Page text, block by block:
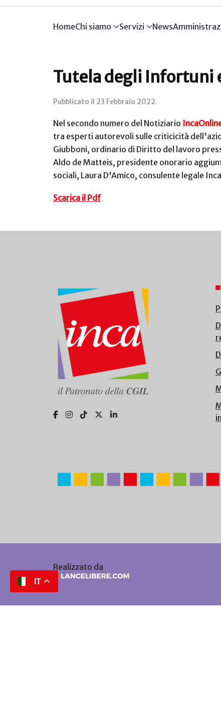
HomeChi siamo Servizi News
Tutela degli Infortuni
Pubblicato il 23 Febbraio 2022.
Nel secondo numero del Notiziario
tra esperti autorevoli sulle criticicità
Giubboni, ordinario di Diritto del lavoro
Aldo de Matteis, presidente onorario
sociali, Laura D'Amico, consulente legale
Scarica il Pdf
Realizzato da
IT